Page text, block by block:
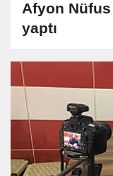
Afyon
yaptı